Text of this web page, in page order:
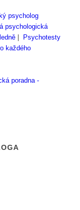
psycholog
psychologická
|
Psychotesty
každého
poradna -